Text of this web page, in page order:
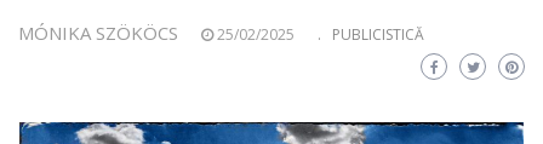
MÓNIKA SZÖKÖCS 25/02/2025 . PUBLICISTICĂ